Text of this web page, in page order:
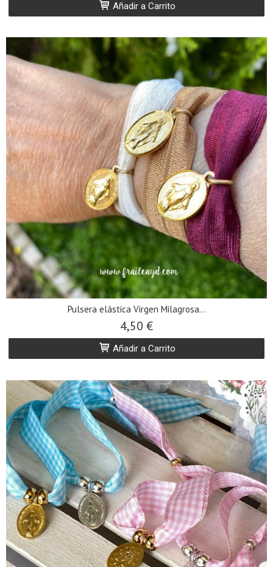
Añadir a Carrito
Pulsera elástica Virgen Milagrosa...
4,50 €
Añadir a Carrito